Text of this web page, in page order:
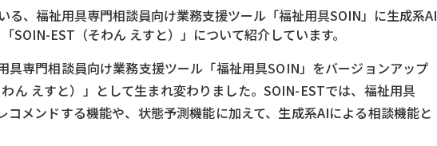
る、福祉用具専門相談員向け業務支援ツール「福祉用具SOIN」に生成系AI
EST（そわん えすと）」について紹介しています。
具専門相談員向け業務支援ツール「福祉用具SOIN」をバージョンアップ
ん えすと）」として生まれ変わりました。SOIN-ESTでは、福祉用具
メンドする機能や、状態予測機能に加えて、生成系AIによる相談機能と